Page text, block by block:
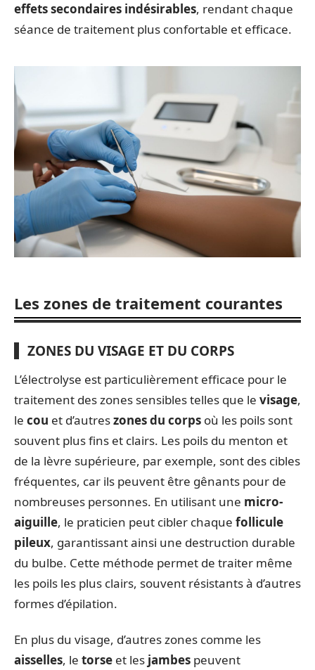
effets secondaires indésirables, rendant chaque
séance de traitement plus confortable et efficace.
Les zones de traitement courantes
ZONES DU VISAGE ET DU CORPS
L’électrolyse est particulièrement efficace pour le
traitement des zones sensibles telles que le visage,
le cou et d’autreszones du corps où les poils sont
souvent plus fins et clairs. Les poils du menton et
de la lèvre supérieure, par exemple, sont des cibles
fréquentes, car ils peuvent être gênants pour de
nombreuses personnes. En utilisant une micro-
aiguille, le praticien peut cibler chaque follicule
pileux, garantissant ainsi une destruction durable
du bulbe. Cette méthode permet de traiter même
les poils les plus clairs, souvent résistants à d’autres
formes d’épilation.
En plus du visage, d’autres zones comme les
aisselles, le torse et les jambes peuvent